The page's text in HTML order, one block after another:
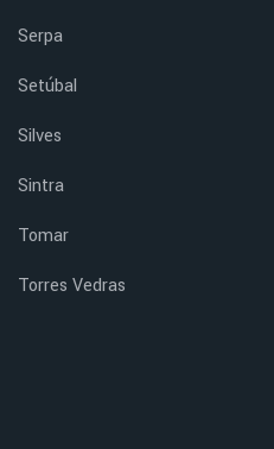
Serpa
Setúbal
Silves
Sintra
Tomar
Torres Vedras